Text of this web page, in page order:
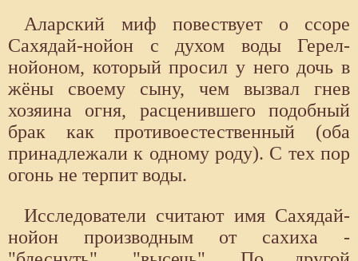
Аларский миф повествует о ссоре
Сахядай-нойон с духом воды Герел-
нойоном, который просил у него дочь в
жёны своему сыну, чем вызвал гнев
хозяина огня, расценившего подобный
брак как противоестественный (оба
принадлежали к одному роду). С тех пор
огонь не терпит воды.
Исследователи считают имя Сахядай-
нойон производным от сахиха -